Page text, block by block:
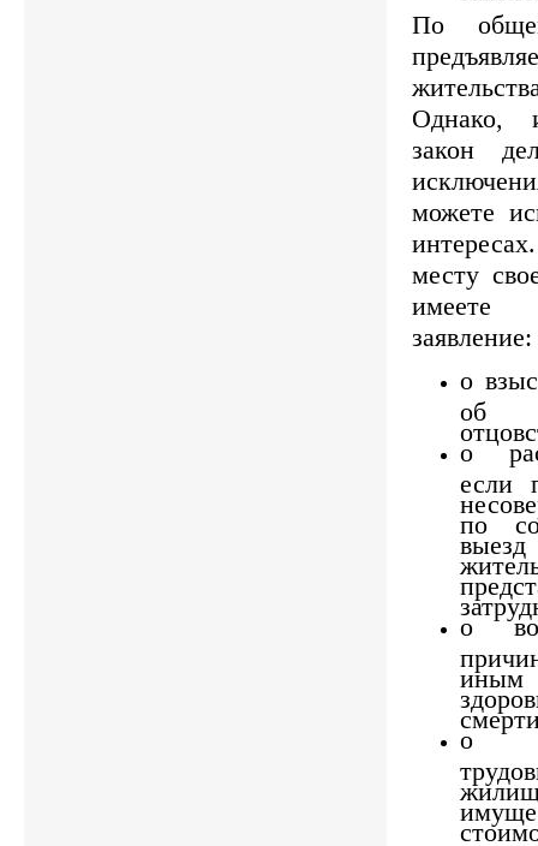
По
Однако,
закон
можете
месту
имеете
заявление:
о
об
о
если
по
о
о